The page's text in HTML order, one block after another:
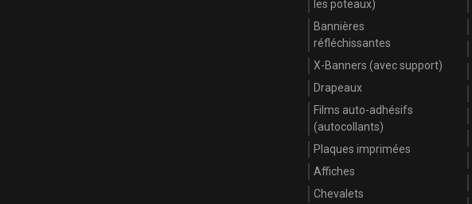
les poteaux)
Bannières
réfléchissantes
X-Banners (avec support)
Drapeaux
Films auto-adhésifs
(autocollants)
Plaques imprimées
Affiches
Chevalets